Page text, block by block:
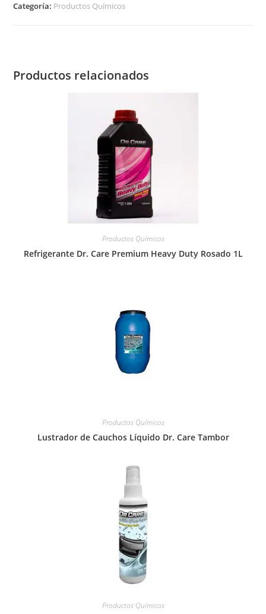
Categoría: Productos Químicos
Productos relacionados
Productos Químicos
Refrigerante Dr. Care Premium Heavy Duty Rosado 1L
Productos Químicos
Lustrador de Cauchos Líquido Dr. Care Tambor
Productos Químicos